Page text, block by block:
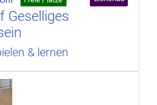
Geselliges
& lernen